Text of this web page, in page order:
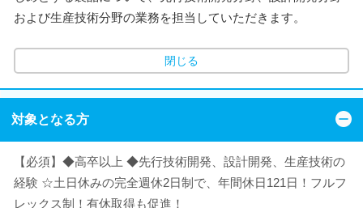
および生産技術分野の業務を担当していただきます。
閉じる
対象となる方
【必須】◆高卒以上 ◆先行技術開発、設計開発、生産技術の
経験 ☆土日休みの完全週休2日制で、年間休日121日！フルフ
レックス制！有休取得も促進！